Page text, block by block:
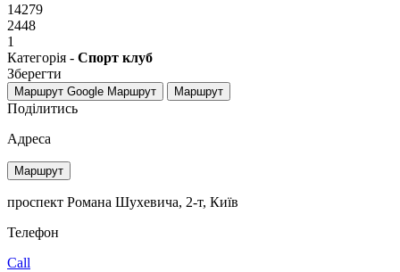
14279
2448
1
Категорія - Спорт клуб
Зберегти
Маршрут Google Маршрут Маршрут
Поділитись
Адреса
Маршрут
проспект Романа Шухевича, 2-т, Київ
Телефон
Call